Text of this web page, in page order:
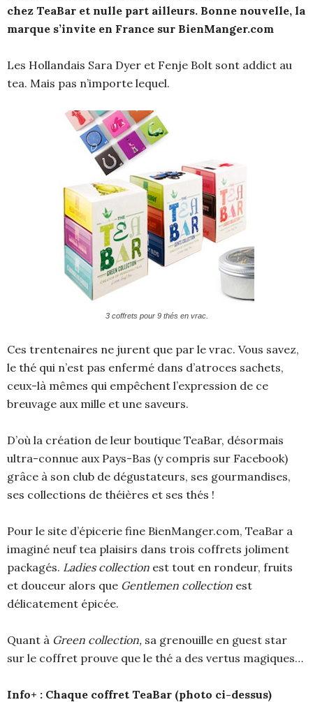
chez TeaBar et nulle part ailleurs. Bonne nouvelle, la
marque s’invite en France sur BienManger.com
Les Hollandais Sara Dyer et Fenje Bolt sont addict au
tea. Mais pas n’importe lequel.
3 coffrets pour 9 thés en vrac.
Ces trentenaires ne jurent que par le vrac. Vous savez,
le thé qui n’est pas enfermé dans d’atroces sachets,
ceux-là mêmes qui empêchent l’expression de ce
breuvage aux mille et une saveurs.
D’où la création de leur boutique TeaBar, désormais
ultra-connue aux Pays-Bas (y compris sur Facebook)
grâce à son club de dégustateurs, ses gourmandises,
ses collections de théières et ses thés !
Pour le site d’épicerie fine BienManger.com, TeaBar a
imaginé neuf tea plaisirs dans trois coffrets joliment
packagés. Ladies collection est tout en rondeur, fruits
et douceur alors que Gentlemen collection est
délicatement épicée.
Quant à Green collection, sa grenouille en guest star
sur le coffret prouve que le thé a des vertus magiques…
Info+ : Chaque coffret TeaBar (photo ci-dessus)